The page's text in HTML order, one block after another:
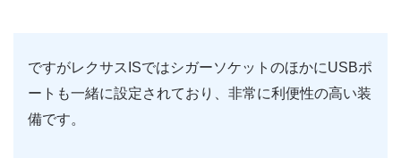
ですがレクサスISではシガーソケットのほかにUSBポ
ートも一緒に設定されており、非常に利便性の高い装
備です。